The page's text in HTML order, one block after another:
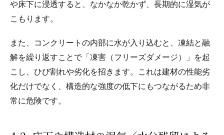
や床下に浸透すると、なかなか乾かず、長期的に湿気が
こもります。
また、コンクリートの内部に水が入り込むと、凍結と融
解を繰り返すことで「凍害（フリーズダメージ）」を起
こし、ひび割れや劣化を招きます。これは建材の性能劣
化だけでなく、構造的な強度の低下にもつながるため非
常に危険です。